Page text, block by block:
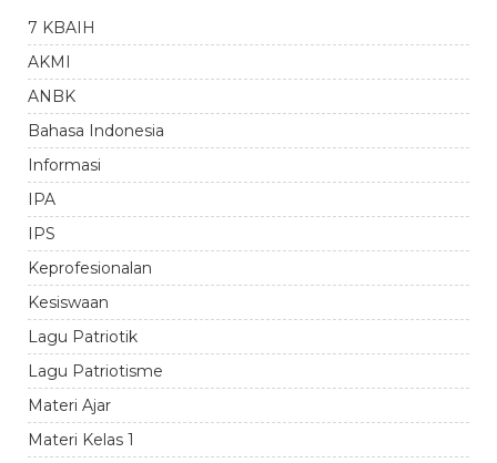
7 KBAIH
AKMI
ANBK
Bahasa Indonesia
Informasi
IPA
IPS
Keprofesionalan
Kesiswaan
Lagu Patriotik
Lagu Patriotisme
Materi Ajar
Materi Kelas 1